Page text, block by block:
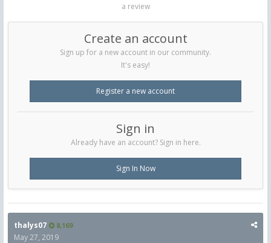
a review
Create an account
Sign up for a new account in our community.
It's easy!
Register a new account
Sign in
Already have an account? Sign in here.
Sign In Now
thalys07 8,169
May 27, 2019